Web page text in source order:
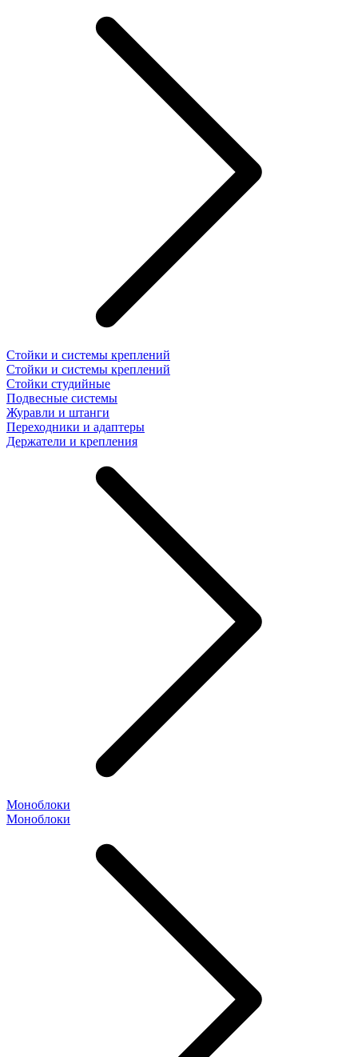
Стойки и системы креплений
Стойки и системы креплений
Стойки студийные
Подвесные системы
Журавли и штанги
Переходники и адаптеры
Держатели и крепления
Моноблоки
Моноблоки